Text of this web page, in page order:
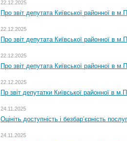
22.12.2025
Про звіт депутата Київської районної в
22.12.2025
Про звіт депутата Київської районної в
22.12.2025
Про звіт депутата Київської районної в
22.12.2025
Пр звіт депутатки Київської районної в
24.11.2025
Оцініть доступність і безбар’єрність
24.11.2025